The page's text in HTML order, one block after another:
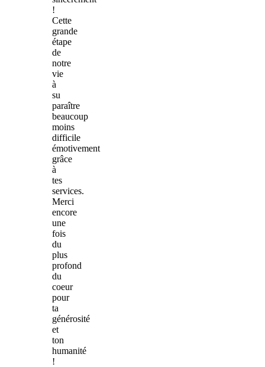
!
Cette
grande
étape
de
notre
vie
à
su
paraître
beaucoup
moins
difficile
émotivement
grâce
à
tes
services.
Merci
encore
une
fois
du
plus
profond
du
coeur
pour
ta
générosité
et
ton
humanité
!